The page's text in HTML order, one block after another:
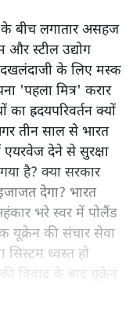
बीच लगातार असहज
और स्टील उद्योग
दखलंदाजी के लिए मस्क
'पहला मित्र' करार
ह्रदयपरिवर्तन क्यों
तीन साल से भारत
देने से सुरक्षा
है? क्या सरकार
देगा? भारत
भरे स्वर में पोलैंड
यूक्रेन की संचार सेवा
सिस्टम ध्वस्त हो
विवाद के बाद यूक्रेन